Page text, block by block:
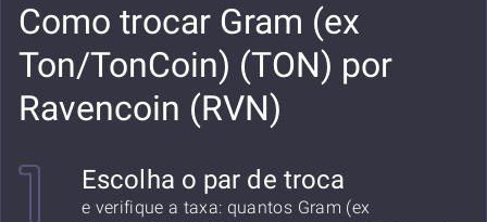
Como trocar Gram (ex
Ton/TonCoin) (TON) por
Ravencoin (RVN)
Escolha o par de troca
e verifique a taxa: quantos Gram (ex